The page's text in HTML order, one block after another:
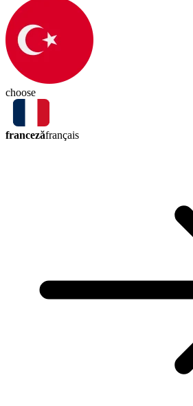
choose
francezăfrançais